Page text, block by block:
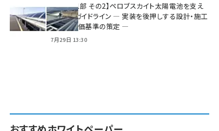
特集【第1部 その2】ペロブスカイト太陽電池を支え
る2つのガイドライン ― 実装を後押しする設計・施工
方針と評価基準の策定 ―
7月29日 13:30